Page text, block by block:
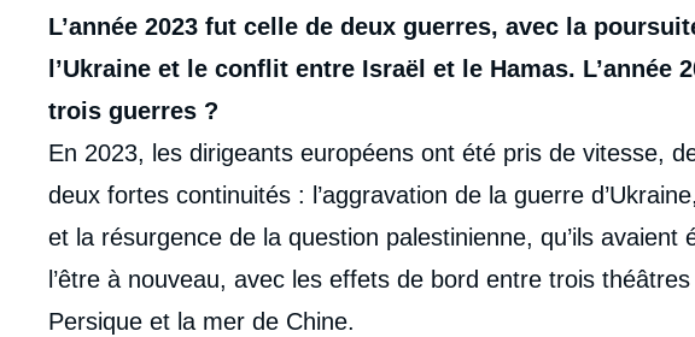
L’année 2023 fut celle de deux guerres, avec la
l’Ukraine et le conflit entre Israël et le Hamas. L’année
trois guerres ?
En 2023, les dirigeants européens ont été pris de vitesse,
deux fortes continuités : l’aggravation de la guerre
et la résurgence de la question palestinienne, qu’ils avaient
l’être à nouveau, avec les effets de bord entre trois
Persique et la mer de Chine.